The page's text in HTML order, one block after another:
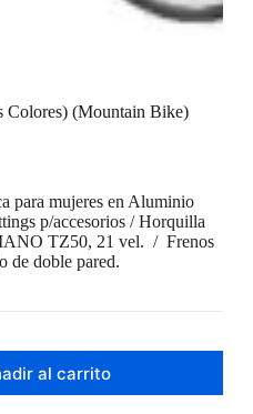
Colores) (Mountain Bike)
para mujeres en Aluminio
p/accesorios / Horquilla
TZ50, 21 vel. / Frenos
de doble pared.
al carrito